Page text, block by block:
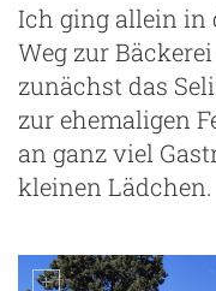
Ich ging allein in
Weg zur
zunächst das
zur ehemaligen
an ganz viel
kleinen Lädchen.